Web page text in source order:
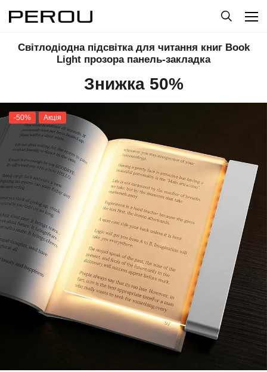
Світлодіодна підсвітка для читання книг Book
Light прозора панель-закладка
Знижка 50%
-50% Акція